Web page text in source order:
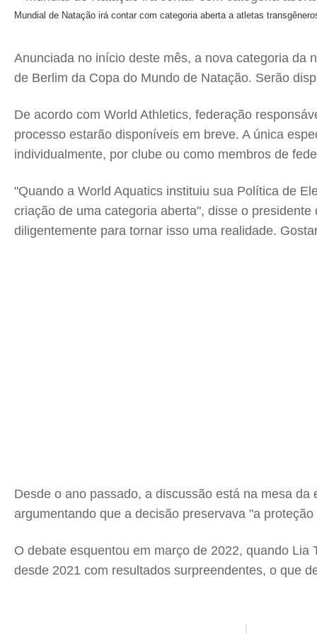
Mundial de Natação irá contar com categoria aberta a atletas
Anunciada no início deste mês, a nova categoria da
de Berlim da Copa do Mundo de Natação. Serão
De acordo com World Athletics, federação
processo estarão disponíveis em breve. A única
individualmente, por clube ou como membros de
"Quando a World Aquatics instituiu sua Política de
criação de uma categoria aberta", disse o
diligentemente para tornar isso uma realidade.
Desde o ano passado, a discussão está na mesa
argumentando que a decisão preservava "a
O debate esquentou em março de 2022, quando
desde 2021 com resultados surpreendentes, o que